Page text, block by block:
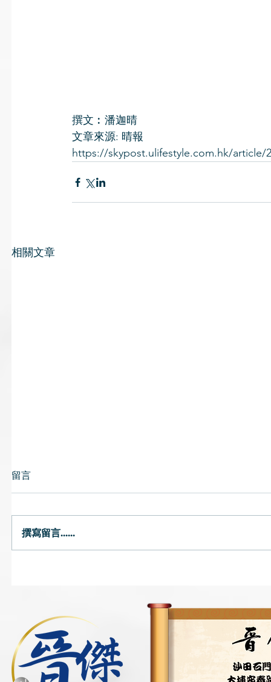
撰文︰潘迦晴
文章來源: 晴報
https://skypost.ulifestyle.com.hk/article/
相關文章
留言
撰寫留言......